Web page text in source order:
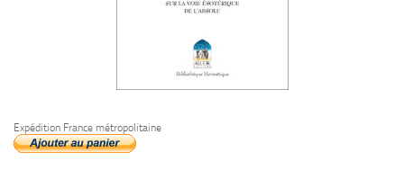
Expédition France métropolitaine